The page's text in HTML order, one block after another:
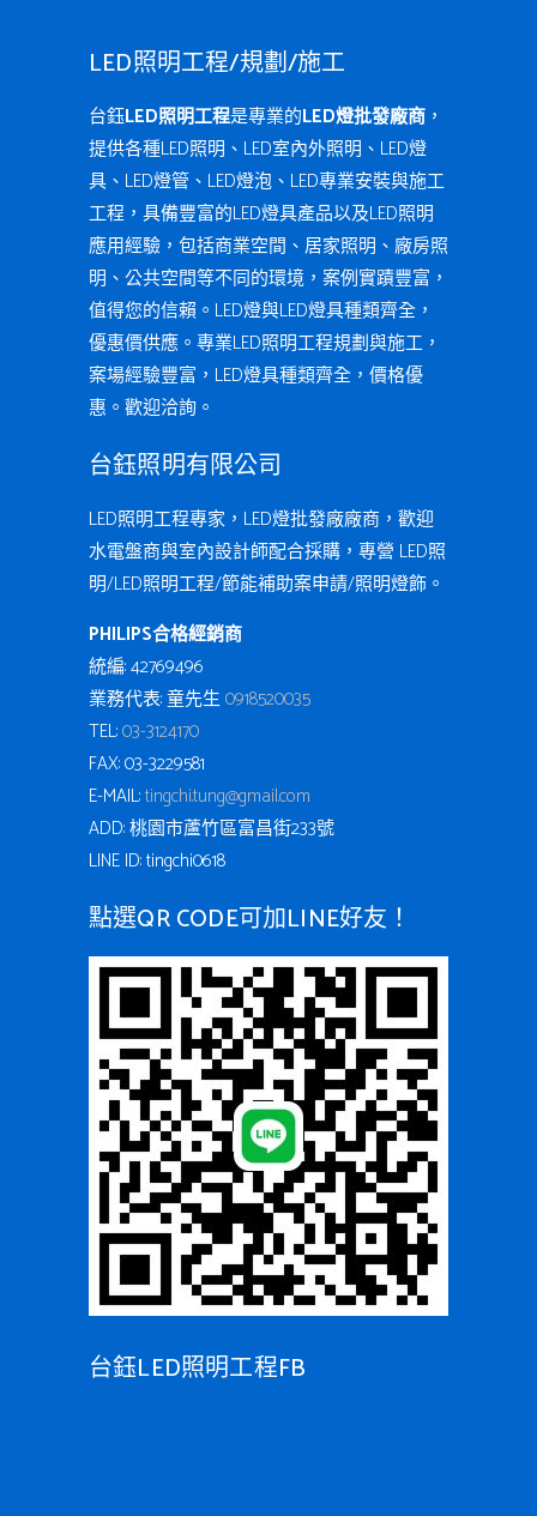
LED照明工程/規劃/施工
台鈺LED照明工程是專業的LED燈批發廠商 ，
提供各種LED照明、LED室內外照明、LED燈
具、LED燈管、LED燈泡、LED專業安裝與施工
工程，具備豐富的LED燈具產品以及LED照明
應用經驗，包括商業空間、居家照明、廠房照
明、公共空間等不同的環境，案例實蹟豐富，
值得您的信賴。LED燈與LED燈具種類齊全，
優惠價供應。專業LED照明工程規劃與施工，
案場經驗豐富，LED燈具種類齊全，價格優
惠。歡迎洽詢。
台鈺照明有限公司
LED照明工程專家，LED燈批發廠廠商，歡迎
水電盤商與室內設計師配合採購，專營 LED照
明/LED照明工程/節能補助案申請/照明燈飾。
PHILIPS合格經銷商
統編: 42769496
業務代表: 童先生0918520035
TEL:03-3124170
FAX: 03-3229581
E-MAIL:tingchi.tung@gmail.com
ADD: 桃園市蘆竹區富昌街233號
LINE ID: tingchi0618
點選QR CODE可加LINE好友！
台鈺LED照明工程FB